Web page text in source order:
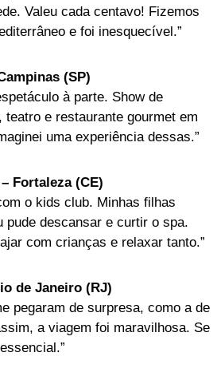
Valeu cada centavo! Fizemos
e foi inesquecível.”
(SP)
à parte. Show de
teatro e restaurante gourmet em
uma experiência dessas.”
Fortaleza (CE)
o kids club. Minhas filhas
pude descansar e curtir o spa.
com crianças e relaxar tanto.”
de Janeiro (RJ)
pegaram de surpresa, como a de
a viagem foi maravilhosa. Se